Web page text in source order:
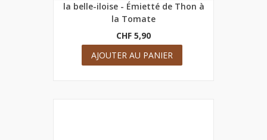
la belle-iloise - Émietté de Thon à
la Tomate
CHF 5,90
AJOUTER AU PANIER